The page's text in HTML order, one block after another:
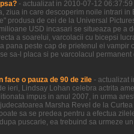
- actualizat in 2010-07-12 06:37:59
ziua in care descoperim noile intrari
produsa de cei de la Universal
USD incasari se situeaza pe a
a soarelui, varcolacii cu bicepsi
pana peste cap de prietenul ei vampir
sa-l placa si pe varcolacul
face o pauza de 90 de zile - actualizat
ieri, Lindsay Lohan celebra actrita
impus in anul 2007, in urma
Marsha Revel de la
sa se predea pentru a efectua
puscarie, ea trebuind sa urmeze